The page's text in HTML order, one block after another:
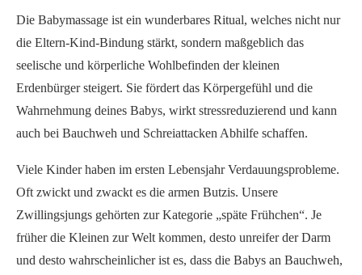
Die Babymassage ist ein wunderbares Ritual, welches nicht nur
die Eltern-Kind-Bindung stärkt, sondern maßgeblich das
seelische und körperliche Wohlbefinden der kleinen
Erdenbürger steigert. Sie fördert das Körpergefühl und die
Wahrnehmung deines Babys, wirkt stressreduzierend und kann
auch bei Bauchweh und Schreiattacken Abhilfe schaffen.
Viele Kinder haben im ersten Lebensjahr Verdauungsprobleme.
Oft zwickt und zwackt es die armen Butzis. Unsere
Zwillingsjungs gehörten zur Kategorie „späte Frühchen“. Je
früher die Kleinen zur Welt kommen, desto unreifer der Darm
und desto wahrscheinlicher ist es, dass die Babys an Bauchweh,